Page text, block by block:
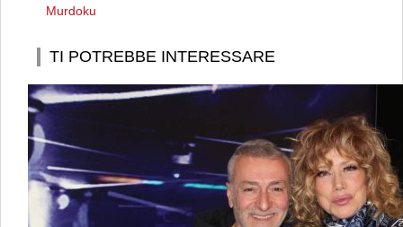
Murdoku
TI POTREBBE INTERESSARE